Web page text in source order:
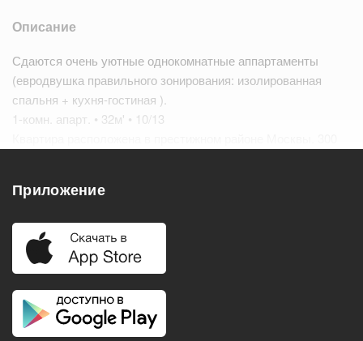
Описание
Сдаются очень уютные однокомнатные аппартаменты
(евродвушка правильного зонирования: изолированная
спальня + кухня-гостиная ).
1-комн. апарт. • 32м' • 10/13
Удобства
Балкон
Холодильник
Телевизор
Кондиционер
Приложение